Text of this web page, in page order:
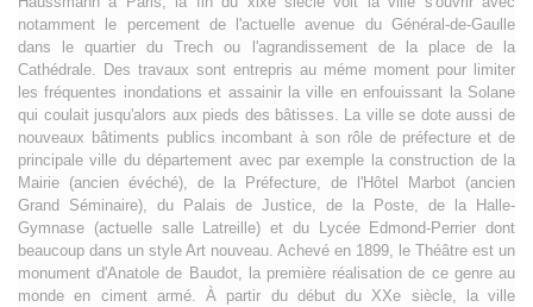
notamment le percement de l'actuelle avenue du Général-de-Gaulle
dans le quartier du Trech ou l'agrandissement de la place de la
Cathédrale. Des travaux sont entrepris au méme moment pour limiter
les fréquentes inondations et assainir la ville en enfouissant la Solane
qui coulait jusqu'alors aux pieds des bâtisses. La ville se dote aussi de
nouveaux bâtiments publics incombant à son rôle de préfecture et de
principale ville du département avec par exemple la construction de la
Mairie (ancien évéché), de la Préfecture, de l'Hôtel Marbot (ancien
Grand Séminaire), du Palais de Justice, de la Poste, de la Halle-
Gymnase (actuelle salle Latreille) et du Lycée Edmond-Perrier dont
beaucoup dans un style Art nouveau. Achevé en 1899, le Théâtre est un
monument d'Anatole de Baudot, la première réalisation de ce genre au
monde en ciment armé. À partir du début du XXe siècle, la ville